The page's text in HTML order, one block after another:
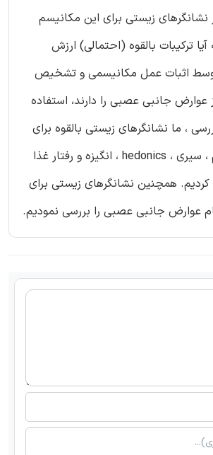
نشانگرهای زیستی برای این مکانیسم
ترکیبات بالقوه (احتمالی) ارزش
اثبات عمل مکانیسمی و تشخیص
عوارض جانبی عصبی را دارند، استفاده
، ما نشانگرهای زیستی بالقوه برای
تأثیر بر متابولیسم ، سیری ، hedonics ، انگیزه و رفتار غذا
کردیم. همچنین نشانگرهای زیستی برای
عوارض جانبی عصبی را بررسی نمودیم.